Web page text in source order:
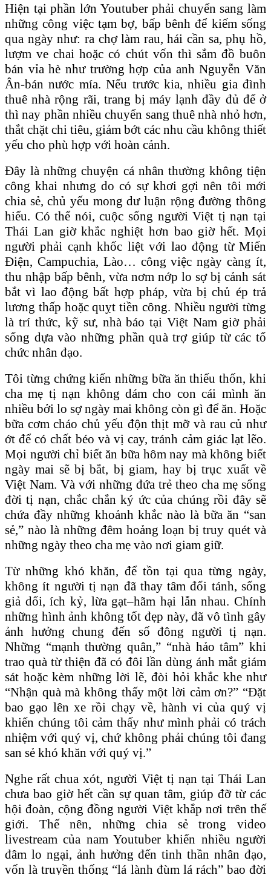
Hiện tại phần lớn Youtuber phải chuyển sang làm
những công việc tạm bợ, bấp bênh để kiếm sống
qua ngày như: ra chợ làm rau, hái cần sa, phụ hồ,
lượm ve chai hoặc có chút vốn thì sắm đồ buôn
bán vỉa hè như trường hợp của anh Nguyễn Văn
Ân-bán nước mía. Nếu trước kia, nhiều gia đình
thuê nhà rộng rãi, trang bị máy lạnh đầy đủ để ở
thì nay phần nhiều chuyển sang thuê nhà nhỏ hơn,
thắt chặt chi tiêu, giảm bớt các nhu cầu không thiết
yếu cho phù hợp với hoàn cảnh.
Đây là những chuyện cá nhân thường không tiện
công khai nhưng do có sự khơi gợi nên tôi mới
chia sẻ, chủ yếu mong dư luận rộng đường thông
hiểu. Có thể nói, cuộc sống người Việt tị nạn tại
Thái Lan giờ khắc nghiệt hơn bao giờ hết. Mọi
người phải cạnh khốc liệt với lao động từ Miến
Điện, Campuchia, Lào… công việc ngày càng ít,
thu nhập bấp bênh, vừa nơm nớp lo sợ bị cảnh sát
bắt vì lao động bất hợp pháp, vừa bị chủ ép trả
lương thấp hoặc quỵt tiền công. Nhiều người từng
là trí thức, kỹ sư, nhà báo tại Việt Nam giờ phải
sống dựa vào những phần quà trợ giúp từ các tổ
chức nhân đạo.
Tôi từng chứng kiến những bữa ăn thiếu thốn, khi
cha mẹ tị nạn không dám cho con cái mình ăn
nhiều bởi lo sợ ngày mai không còn gì để ăn. Hoặc
bữa cơm cháo chủ yếu độn thịt mỡ và rau củ như
ớt để có chất béo và vị cay, tránh cảm giác lạt lẽo.
Mọi người chỉ biết ăn bữa hôm nay mà không biết
ngày mai sẽ bị bắt, bị giam, hay bị trục xuất về
Việt Nam. Và với những đứa trẻ theo cha mẹ sống
đời tị nạn, chắc chắn ký ức của chúng rồi đây sẽ
chứa đầy những khoảnh khắc nào là bữa ăn “san
sẻ,” nào là những đêm hoảng loạn bị truy quét và
những ngày theo cha mẹ vào nơi giam giữ.
Từ những khó khăn, để tồn tại qua từng ngày,
không ít người tị nạn đã thay tâm đổi tánh, sống
giả dối, ích kỷ, lừa gạt–hãm hại lẫn nhau. Chính
những hình ảnh không tốt đẹp này, đã vô tình gây
ảnh hưởng chung đến số đông người tị nạn.
Những “mạnh thường quân,” “nhà hảo tâm” khi
trao quà từ thiện đã có đôi lần dùng ánh mắt giám
sát hoặc kèm những lời lẽ, đòi hỏi khắc khe như
“Nhận quà mà không thấy một lời cảm ơn?” “Đặt
bao gạo lên xe rồi chạy về, hành vi của quý vị
khiến chúng tôi cảm thấy như mình phải có trách
nhiệm với quý vị, chứ không phải chúng tôi đang
san sẻ khó khăn với quý vị.”
Nghe rất chua xót, người Việt tị nạn tại Thái Lan
chưa bao giờ hết cần sự quan tâm, giúp đỡ từ các
hội đoàn, cộng đồng người Việt khắp nơi trên thế
giới. Thế nên, những chia sẻ trong video
livestream của nam Youtuber khiến nhiều người
đâm lo ngại, ảnh hưởng đến tinh thần nhân đạo,
vốn là truyền thống “lá lành đùm lá rách” bao đời